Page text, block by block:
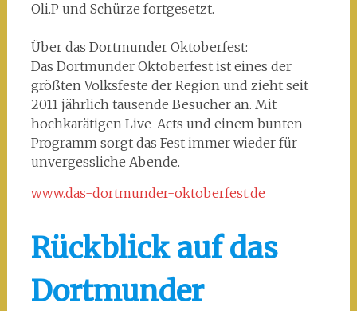
Oli.P und Schürze fortgesetzt.
Über das Dortmunder Oktoberfest:
Das Dortmunder Oktoberfest ist eines der
größten Volksfeste der Region und zieht seit
2011 jährlich tausende Besucher an. Mit
hochkarätigen Live-Acts und einem bunten
Programm sorgt das Fest immer wieder für
unvergessliche Abende.
www.das-dortmunder-oktoberfest.de
Rückblick auf das
Dortmunder